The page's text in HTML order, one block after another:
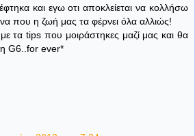
και εγω οτι αποκλείεται να κολλήσω
που η ζωή μας τα φέρνει όλα αλλιώς!
τα tips που μοιράστηκες μαζί μας και θα
η G6..for ever*